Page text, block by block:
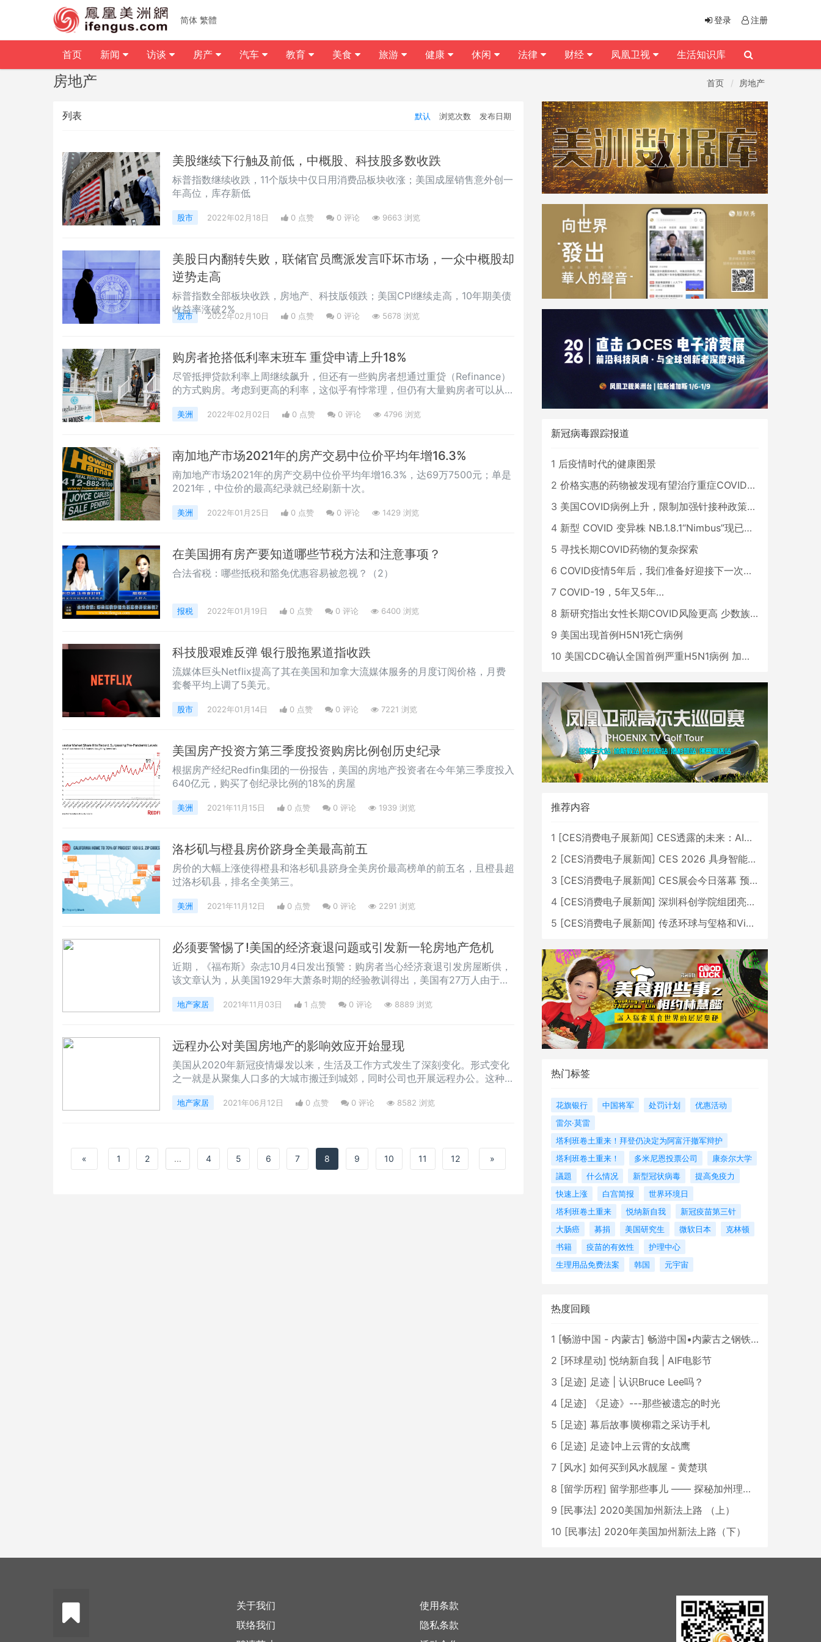
房地产 首页 房地产
列表 默认 浏览次数 发布日期
美股继续下行触及前低，中概股、科技股多数收跌
标普指数继续收跌，11个版块中仅日用消费品板块收涨；美国成屋销售意外创一
年高位，库存新低
股市 2022年02月18日 0 点赞 0 评论 9663 浏览
美股日内翻转失败，联储官员鹰派发言吓坏市场，一众中概股却
逆势走高
标普指数全部板块收跌，房地产、科技版领跌；美国CPI继续走高，10年期美债
收益率涨破2%
股市 2022年02月10日 0 点赞 0 评论 5678 浏览
购房者抢搭低利率末班车 重贷申请上升18%
尽管抵押贷款利率上周继续飙升，但还有一些购房者想通过重贷（Refinance）
的方式购房。考虑到更高的利率，这似乎有悖常理，但仍有大量购房者可以从重
美洲 2022年02月02日 0 点赞 0 评论 4796 浏览
南加地产市场2021年的房产交易中位价平均年增16.3%
南加地产市场2021年的房产交易中位价平均年增16.3%，达69万7500元；单是
2021年，中位价的最高纪录就已经刷新十次。
美洲 2022年01月25日 0 点赞 0 评论 1429 浏览
在美国拥有房产要知道哪些节税方法和注意事项？
合法省税：哪些抵税和豁免优惠容易被忽视？（2）
报税 2022年01月19日 0 点赞 0 评论 6400 浏览
科技股艰难反弹 银行股拖累道指收跌
流媒体巨头Netflix提高了其在美国和加拿大流媒体服务的月度订阅价格，月费
套餐平均上调了5美元。
股市 2022年01月14日 0 点赞 0 评论 7221 浏览
美国房产投资方第三季度投资购房比例创历史纪录
根据房产经纪Redfin集团的一份报告，美国的房地产投资者在今年第三季度投入
640亿元，购买了创纪录比例的18%的房屋
美洲 2021年11月15日 0 点赞 0 评论 1939 浏览
洛杉矶与橙县房价跻身全美最高前五
房价的大幅上涨使得橙县和洛杉矶县跻身全美房价最高榜单的前五名，且橙县超
过洛杉矶县，排名全美第三。
美洲 2021年11月12日 0 点赞 0 评论 2291 浏览
必须要警惕了!美国的经济衰退问题或引发新一轮房地产危机
近期，《福布斯》杂志10月4日发出预警：购房者当心经济衰退引发房屋断供，
该文章认为，从美国1929年大萧条时期的经验教训得出，美国有27万人由于无
环，经济衰退势必影响房屋价格走势。现在美国经济衰退迹象明显，尽管处于历
地产家居 2021年11月03日 1 点赞 0 评论 8889 浏览
远程办公对美国房地产的影响效应开始显现
美国从2020年新冠疫情爆发以来，生活及工作方式发生了深刻变化。形式变化
之一就是从聚集人口多的大城市搬迁到城郊，同时公司也开展远程办公。这种业
房地产市场几乎全部因新冠病毒肺炎疫情交易陷入停顿，因为大多数观望和成交
地产家居 2021年06月12日 0 点赞 0 评论 8582 浏览
« 1 2 ... 4 5 6 7 8 9 10 11 12 »
新冠病毒跟踪报道
1 后疫情时代的健康图景
2 价格实惠的药物被发现有望治疗重症COVID患者
3 美国COVID病例上升，限制加强针接种政策即将出台
4 新型 COVID 变异株 NB.1.8.1“Nimbus”现已在美国占据主导地位
5 寻找长期COVID药物的复杂探索
6 COVID疫情5年后，我们准备好迎接下一次大流行了吗？
7 COVID-19，5年又5年…
8 新研究指出女性长期COVID风险更高 少数族裔儿童存在差异
9 美国出现首例H5N1死亡病例
10 美国CDC确认全国首例严重H5N1病例 加州进入紧急状态
推荐内容
1 [CES消费电子展新闻] CES透露的未来：AI、机器人与智能生活大爆发
2 [CES消费电子展新闻] CES 2026 具身智能与创新领域 中国公司大放异彩
3 [CES消费电子展新闻] CES展会今日落幕 预计2026行业收入将超五千亿美元
4 [CES消费电子展新闻] 深圳科创学院组团亮相CES 广受好评
5 [CES消费电子展新闻] 传丞环球与玺格和VibeLens共同推出全新耳机
热门标签
花旗银行 中国将军 处罚计划
优惠活动
雷尔·莫雷
塔利班卷土重来！拜登仍决定为阿富汗撤军辩护
塔利班卷土重来！
多米尼恩投票公司
康奈尔大学
議題
什么情况 新型冠状病毒
提高免疫力
快速上涨
白宫简报
世界环境日
塔利班卷土重来
悦纳新自我
新冠疫苗第三针
大肠癌
募捐 美国研究生 微软日本
克林顿
书籍
疫苗的有效性
护理中心
生理用品免费法案
韩国 元宇宙
热度回顾
1 [畅游中国 - 内蒙古] 畅游中国•内蒙古之钢铁骄子，魅力包头
2 [环球星动] 悦纳新自我 | AIF电影节
3 [足迹] 足迹 | 认识Bruce Lee吗？
4 [足迹]
《足迹》---那些被遗忘的时光
5 [足迹] 幕后故事∣黄柳霜之采访手札
6 [足迹] 足迹∣冲上云霄的女战鹰
7 [风水] 如何买到风水靓屋 - 黄楚琪
8 [留学历程] 留学那些事儿 —— 探秘加州理工学院Caltech博士生活 [上集]
9 [民事法] 2020美国加州新法上路 （上）
10 [民事法] 2020年美国加州新法上路（下）
简体 繁體 登录 注册
首页 新闻 访谈 房产 汽车 教育 美食 旅游 健康 休闲 法律 财经 凤凰卫视 生活知识库
关于我们
联络我们
使用条款
隐私条款